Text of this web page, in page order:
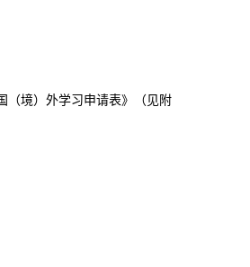
（境）外学习申请表》（见附